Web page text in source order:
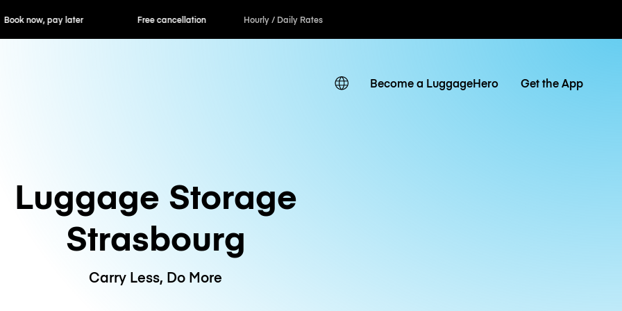
now, pay later Free cancellation Hourly / Daily Rates
Become a LuggageHero Get the App
Luggage Storage
Strasbourg
Carry Less, Do More